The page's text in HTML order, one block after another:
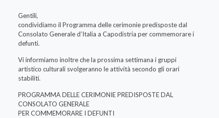
Gentili,
condividiamo il Programma delle cerimonie predisposte dal
Consolato Generale d’Italia a Capodistria per commemorare i
defunti.
Vi informiamo inoltre che la prossima settimana i gruppi
artistico culturali svolgeranno le attività secondo gli orari
stabiliti.
PROGRAMMA DELLE CERIMONIE PREDISPOSTE DAL
CONSOLATO GENERALE
PER COMMEMORARE I DEFUNTI